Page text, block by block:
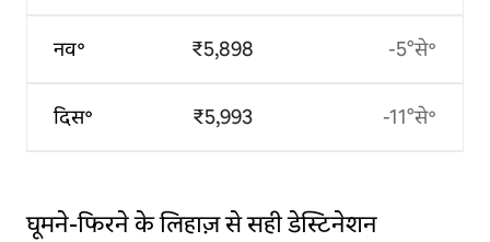
नव॰
दिस॰
₹5,898
₹5,993
-5°से॰
-11°से॰
घूमने-फिरने के लिहाज़ से सही डेस्टिनेशन